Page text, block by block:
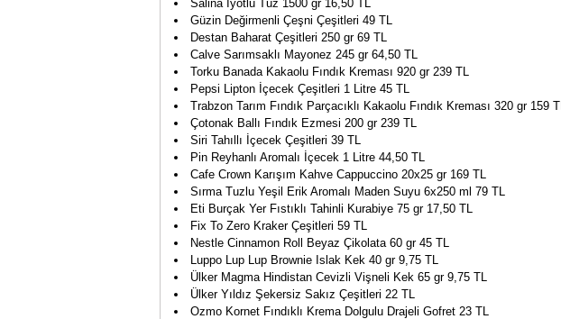
Salina İyotlu Tuz 1500 gr 16,50 TL
Güzin Değirmenli Çeşni Çeşitleri 49 TL
Destan Baharat Çeşitleri 250 gr 69 TL
Calve Sarımsaklı Mayonez 245 gr 64,50 TL
Torku Banada Kakaolu Fındık Kreması 920 gr 239 TL
Pepsi Lipton İçecek Çeşitleri 1 Litre 45 TL
Trabzon Tarım Fındık Parçacıklı Kakaolu Fındık Kreması 320 gr 159
Çotonak Ballı Fındık Ezmesi 200 gr 239 TL
Siri Tahıllı İçecek Çeşitleri 39 TL
Pin Reyhanlı Aromalı İçecek 1 Litre 44,50 TL
Cafe Crown Karışım Kahve Cappuccino 20x25 gr 169 TL
Sırma Tuzlu Yeşil Erik Aromalı Maden Suyu 6x250 ml 79 TL
Eti Burçak Yer Fıstıklı Tahinli Kurabiye 75 gr 17,50 TL
Fix To Zero Kraker Çeşitleri 59 TL
Nestle Cinnamon Roll Beyaz Çikolata 60 gr 45 TL
Luppo Lup Lup Brownie Islak Kek 40 gr 9,75 TL
Ülker Magma Hindistan Cevizli Vişneli Kek 65 gr 9,75 TL
Ülker Yıldız Şekersiz Sakız Çeşitleri 22 TL
Ozmo Kornet Fındıklı Krema Dolgulu Drajeli Gofret 23 TL